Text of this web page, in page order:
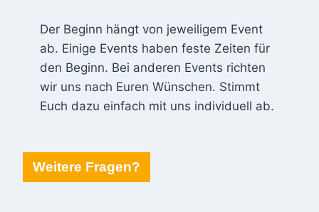
Der Beginn hängt von jeweiligem Event
ab. Einige Events haben feste Zeiten für
den Beginn. Bei anderen Events richten
wir uns nach Euren Wünschen. Stimmt
Euch dazu einfach mit uns individuell ab.
Weitere Fragen?